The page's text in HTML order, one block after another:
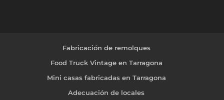
Fabricación de remolques
Food Truck Vintage en Tarragona
Mini casas fabricadas en Tarragona
Adecuación de locales